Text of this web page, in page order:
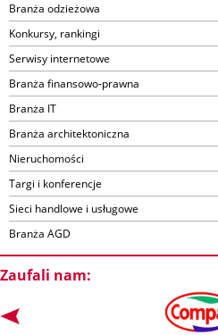
Branża odzieżowa
Konkursy, rankingi
Serwisy internetowe
Branża finansowo-prawna
Branża IT
Branża architektoniczna
Nieruchomości
Targi i konferencje
Sieci handlowe i usługowe
Branża AGD
Zaufali nam: